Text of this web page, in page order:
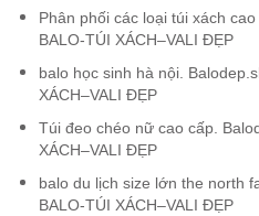
Phân phối các loại túi xách
BALO-TÚI XÁCH–VALI ĐẸP
balo học sinh hà nội.
XÁCH–VALI ĐẸP
Túi đeo chéo nữ cao cấp.
XÁCH–VALI ĐẸP
balo du lịch size lớn the north
BALO-TÚI XÁCH–VALI ĐẸP